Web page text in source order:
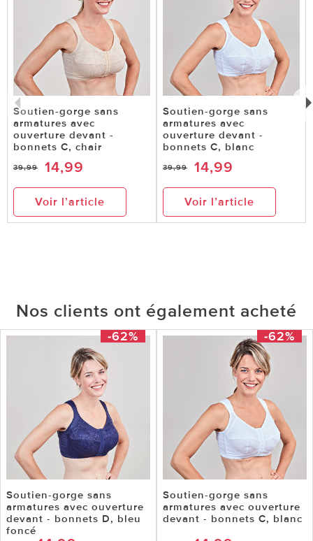
Soutien-gorge sans
armatures avec
ouverture devant -
bonnets C, chair
39,99 14,99
Voir l’article
Soutien-gorge sans
armatures avec
ouverture devant -
bonnets C, blanc
39,99 14,99
Voir l’article
Nos clients ont également acheté
-62%
Soutien-gorge sans
armatures avec ouverture
devant - bonnets D, bleu
foncé
-62%
Soutien-gorge sans
armatures avec ouverture
devant - bonnets C, blanc